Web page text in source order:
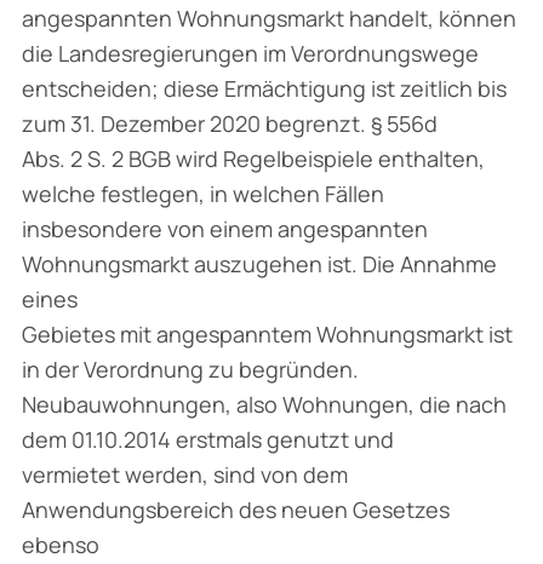
angespannten Wohnungsmarkt handelt, können
die Landesregierungen im Verordnungswege
entscheiden; diese Ermächtigung ist zeitlich bis
zum 31. Dezember 2020 begrenzt. § 556d
Abs. 2 S. 2 BGB wird Regelbeispiele enthalten,
welche festlegen, in welchen Fällen
insbesondere von einem angespannten
Wohnungsmarkt auszugehen ist. Die Annahme
eines
Gebietes mit angespanntem Wohnungsmarkt ist
in der Verordnung zu begründen.
Neubauwohnungen, also Wohnungen, die nach
dem 01.10.2014 erstmals genutzt und
vermietet werden, sind von dem
Anwendungsbereich des neuen Gesetzes
ebenso